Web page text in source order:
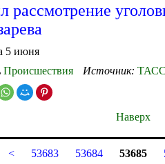
рассмотрение
5 июня
Происшествия Источник: ТАСС
Наверх
< 53683 53684 53685